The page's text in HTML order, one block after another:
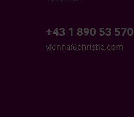
+43 1 890 53 570
vienna@christie.com